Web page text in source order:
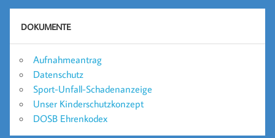
DOKUMENTE
Aufnahmeantrag
Datenschutz
Sport-Unfall-Schadenanzeige
Unser Kinderschutzkonzept
DOSB Ehrenkodex